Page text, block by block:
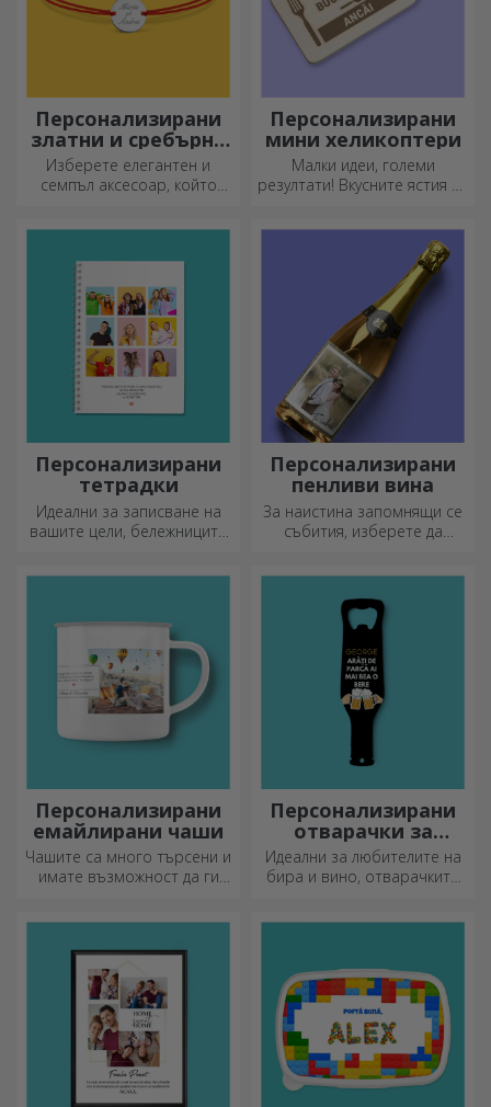
Персонализирани
златни и сребърни
гривни
Изберете елегантен и
семпъл аксесоар, който
Персонализирани
мини хеликоптери
Малки идеи, големи
резултати! Вкусните ястия се
ножове, изберете
Персонализирани
тетрадки
Идеални за записване на
вашите цели, бележниците
Персонализирани
пенливи вина
За наистина запомнящи се
събития, изберете да
краен предел!
Персонализирани
емайлирани чаши
Чашите са много търсени и
имате възможност да ги
емайлираните не се чупят.
Персонализирани
отварачки за
бутилки и
тирбушони
Идеални за любителите на
бира и вино, отварачките